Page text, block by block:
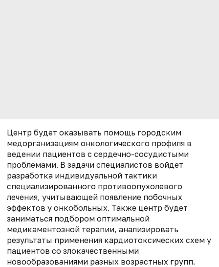
Центр будет оказывать помощь городским
медорганизациям онкологического профиля в
ведении пациентов с сердечно-сосудистыми
проблемами. В задачи специалистов войдет
разработка индивидуальной тактики
специализированного противоопухолевого
лечения, учитывающей появление побочных
эффектов у онкобольных. Также центр будет
заниматься подбором оптимальной
медикаментозной терапии, анализировать
результаты применения кардиотоксических схем у
пациентов со злокачественными
новообразованиями разных возрастных групп.